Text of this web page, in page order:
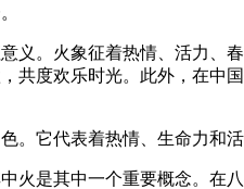
义。火象征着热情、活力
共度欢乐时光。此外，在中
。它代表着热情、生命力和
火是其中一个重要概念。在